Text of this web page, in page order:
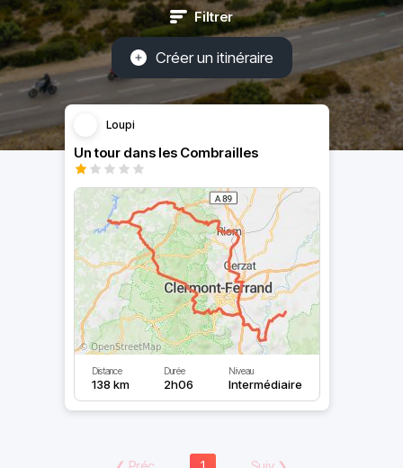
Filtrer
Créer un itinéraire
Loupi
Un tour dans les Combrailles
Distance
138 km
Durée
2h06
Niveau
Intermédiaire